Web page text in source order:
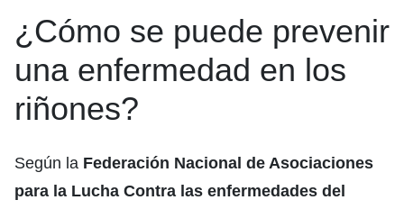
¿Cómo se puede prevenir
una enfermedad en los
riñones?
Según la Federación Nacional de Asociaciones
para la Lucha Contra las enfermedades del